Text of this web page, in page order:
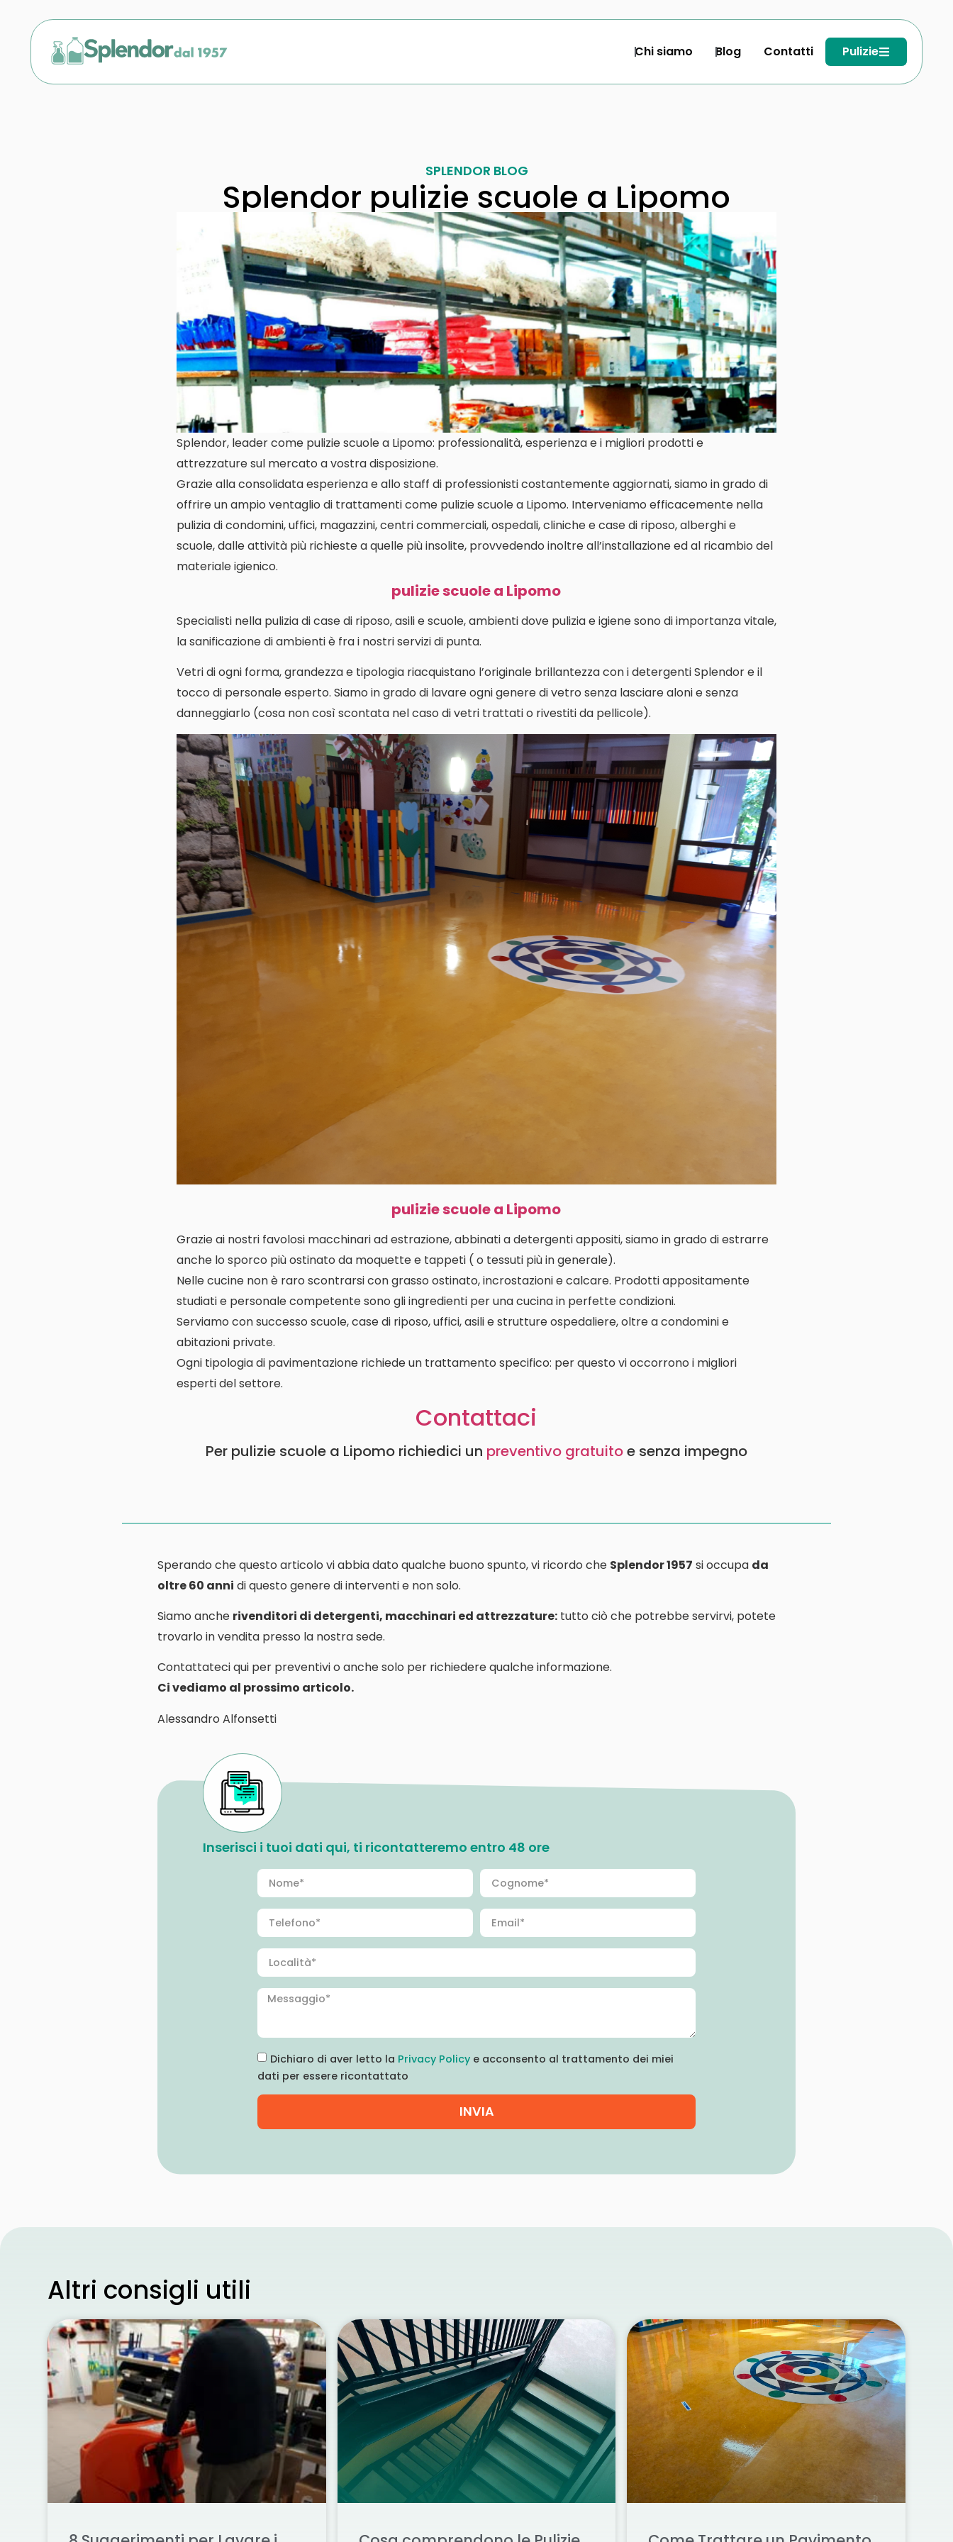
Chi siamo Blog Contatti Pulizie
SPLENDOR BLOG
Splendor pulizie scuole a Lipomo
Splendor, leader come pulizie scuole a Lipomo: professionalità, esperienza e i migliori prodotti e
attrezzature sul mercato a vostra disposizione.
Grazie alla consolidata esperienza e allo staff di professionisti costantemente aggiornati, siamo in grado di
offrire un ampio ventaglio di trattamenti come pulizie scuole a Lipomo. Interveniamo efficacemente nella
pulizia di condomini, uffici, magazzini, centri commerciali, ospedali, cliniche e case di riposo, alberghi e
scuole, dalle attività più richieste a quelle più insolite, provvedendo inoltre all’installazione ed al ricambio del
materiale igienico.
pulizie scuole a Lipomo
Specialisti nella pulizia di case di riposo, asili e scuole, ambienti dove pulizia e igiene sono di importanza vitale,
la sanificazione di ambienti è fra i nostri servizi di punta.
Vetri di ogni forma, grandezza e tipologia riacquistano l’originale brillantezza con i detergenti Splendor e il
tocco di personale esperto. Siamo in grado di lavare ogni genere di vetro senza lasciare aloni e senza
danneggiarlo (cosa non così scontata nel caso di vetri trattati o rivestiti da pellicole).
pulizie scuole a Lipomo
Grazie ai nostri favolosi macchinari ad estrazione, abbinati a detergenti appositi, siamo in grado di estrarre
anche lo sporco più ostinato da moquette e tappeti ( o tessuti più in generale).
Nelle cucine non è raro scontrarsi con grasso ostinato, incrostazioni e calcare. Prodotti appositamente
studiati e personale competente sono gli ingredienti per una cucina in perfette condizioni.
Serviamo con successo scuole, case di riposo, uffici, asili e strutture ospedaliere, oltre a condomini e
abitazioni private.
Ogni tipologia di pavimentazione richiede un trattamento specifico: per questo vi occorrono i migliori
esperti del settore.
Contattaci
Per pulizie scuole a Lipomo richiedici un preventivo gratuitoe senza impegno
Sperando che questo articolo vi abbia dato qualche buono spunto, vi ricordo che Splendor 1957 si occupa da
oltre 60 anni di questo genere di interventi e non solo.
Siamo anche rivenditori di detergenti, macchinari ed attrezzature: tutto ciò che potrebbe servirvi, potete
trovarlo in vendita presso la nostra sede.
Contattateci qui per preventivi o anche solo per richiedere qualche informazione.
Ci vediamo al prossimo articolo.
Alessandro Alfonsetti
Inserisci i tuoi dati qui, ti ricontatteremo entro 48 ore
Dichiaro di aver letto la Privacy Policy e acconsento al trattamento dei miei
dati per essere ricontattato
INVIA
Altri consigli utili